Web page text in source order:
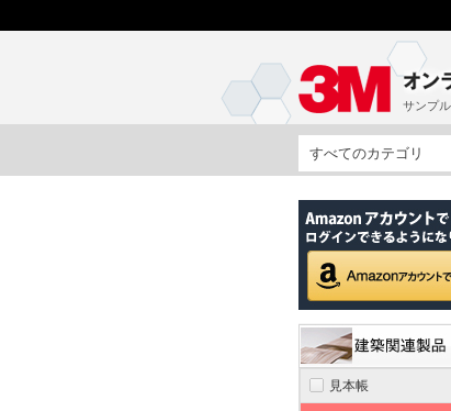
サンプ
すべてのカテゴリ
見本帳